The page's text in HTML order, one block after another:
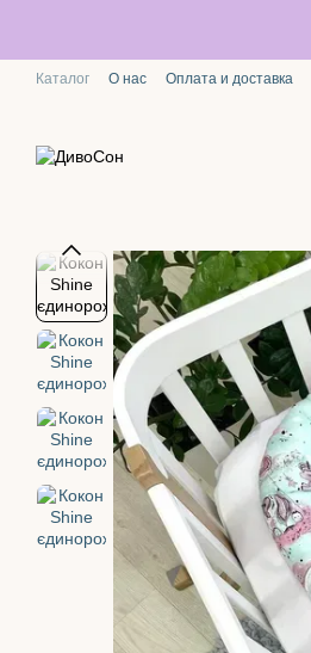
Каталог О нас Оплата и доставка